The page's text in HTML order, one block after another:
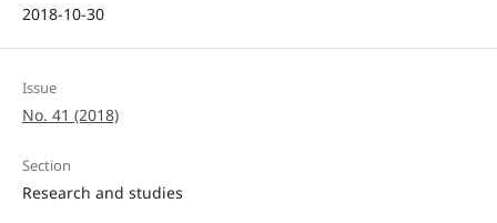
2018-10-30
Issue
No. 41 (2018)
Section
Research and studies